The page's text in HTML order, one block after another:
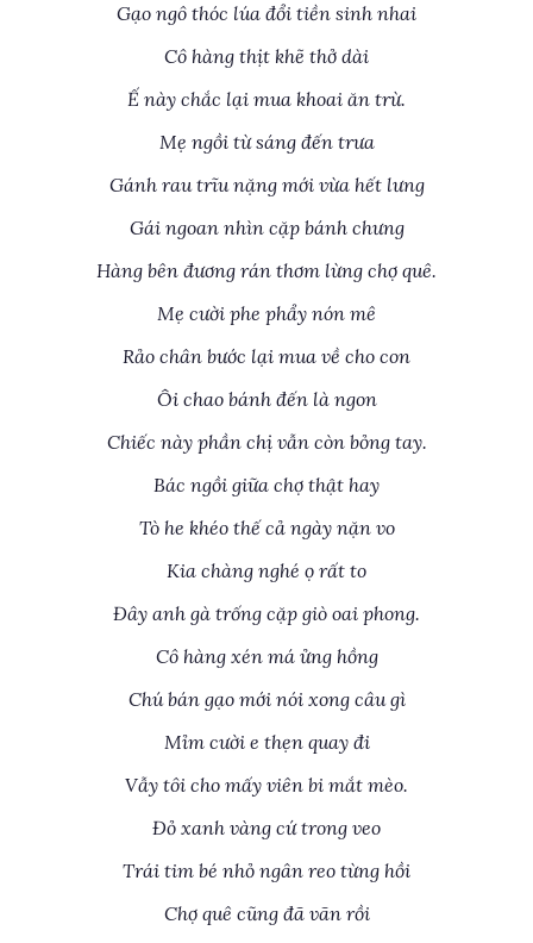
Gạo ngô thóc lúa đổi tiền sinh nhai
Cô hàng thịt khẽ thở dài
Ế này chắc lại mua khoai ăn trừ.
Mẹ ngồi từ sáng đến trưa
Gánh rau trĩu nặng mới vừa hết lưng
Gái ngoan nhìn cặp bánh chưng
Hàng bên đương rán thơm lừng chợ quê.
Mẹ cười phe phẩy nón mê
Rảo chân bước lại mua về cho con
Ôi chao bánh đến là ngon
Chiếc này phần chị vẫn còn bỏng tay.
Bác ngồi giữa chợ thật hay
Tò he khéo thế cả ngày nặn vo
Kia chàng nghé ọ rất to
Đây anh gà trống cặp giò oai phong.
Cô hàng xén má ửng hồng
Chú bán gạo mới nói xong câu gì
Mỉm cười e thẹn quay đi
Vẫy tôi cho mấy viên bi mắt mèo.
Đỏ xanh vàng cứ trong veo
Trái tim bé nhỏ ngân reo từng hồi
Chợ quê cũng đã vãn rồi